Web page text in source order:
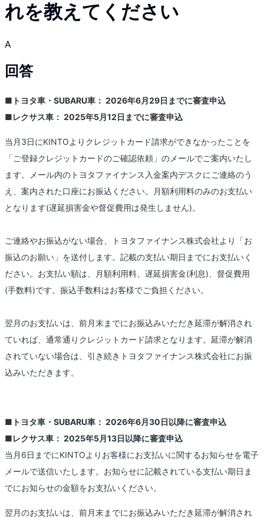
れを教えてください
A
回答
■トヨタ車・SUBARU車： 2026年6月29日までに審査申込
■レクサス車： 2025年5月12日までに審査申込
当月3日にKINTOよりクレジットカード請求ができなかったことを
「ご登録クレジットカードのご確認依頼」のメールでご案内いたし
ます。メール内のトヨタファイナンス入金案内デスクにご連絡のう
え、案内された口座にお振込ください。月額利用料のみのお支払い
となります(遅延損害金や督促費用は発生しません)。
ご連絡やお振込がない場合、トヨタファイナンス株式会社より「お
振込のお願い」を送付します。記載の支払い期日までにお支払いく
ださい。お支払い額は、月額利用料、遅延損害金(利息)、督促費用
(手数料)です。振込手数料はお客様でご負担ください。
翌月のお支払いは、前月末までにお振込みいただき延滞が解消され
ていれば、通常通りクレジットカード請求となります。延滞が解消
されていない場合は、引き続きトヨタファイナンス株式会社にお振
込みいただきます。
■トヨタ車・SUBARU車： 2026年6月30日以降に審査申込
■レクサス車： 2025年5月13日以降に審査申込
当月6日までにKINTOよりお客様にお支払いに関するお知らせを電子
メールで送信いたします。お知らせに記載されている支払い期日ま
でにお知らせの金額をお支払いください。
翌月のお支払いは、前月末までにお振込みいただき延滞が解消され